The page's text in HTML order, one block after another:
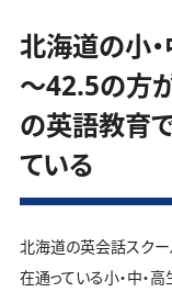
北海道の小
～42.5の方
の英語教育
ている
北海道の英会話スクー
在通っている小・中・